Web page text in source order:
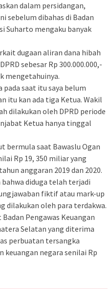
dalam persidangan,
sebelum dibahas di Badan
Suharto mengaku banyak
dugaan aliran dana hibah
sebesar Rp 300.000.000,-
mengetahuinya.
pada saat itu saya belum
itu kan ada tiga Ketua. Wakil
dilakukan oleh DPRD periode
Ketua hanya tinggal
bermula saat Bawaslu Ogan
Rp 19, 350 miliar yang
anggaran 2019 dan 2020.
diduga telah terjadi
fiktif atau mark-up
dilakukan oleh para terdakwa.
Pengawas Keuangan
Selatan yang diterima
perbuatan tersangka
negara senilai Rp